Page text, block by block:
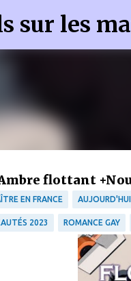
sur les
flottant
EN FRANCE
2023 ROMANCE GAY